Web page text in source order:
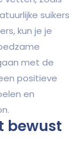
suikers
kun je je
met de
positieve
en
bewust